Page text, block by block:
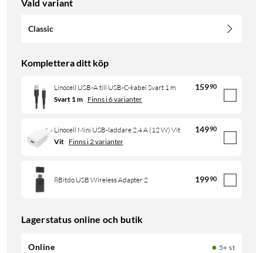
Vald variant
Classic
Komplettera ditt köp
Linocell USB-A till USB-C-kabel Svart 1 m 15990
Svart 1 m Finns i 6 varianter
Linocell Mini USB-laddare 2,4 A (12 W) Vit 14990
Vit Finns i 2 varianter
8Bitdo USB Wireless Adapter 2 19990
Lagerstatus online och butik
Online
5+ st